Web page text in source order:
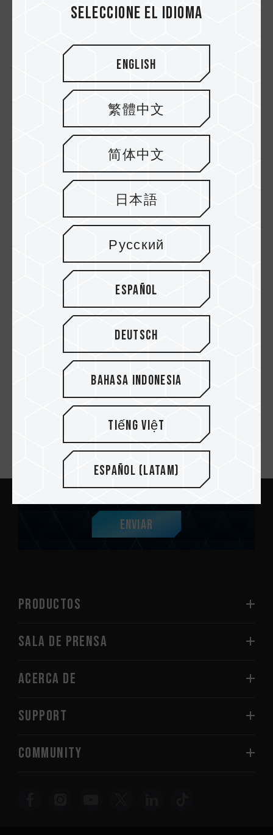
16.DEC.2024
El secreto del overclocking
multiplataforma
18.MAY.2022
¡Cómo entrar a la BIOS y abrir XMP3.0 en
tres sencillos pasos!
Suscríbete al boletín
Enviar
PRODUCTOS
Sala de prensa
Acerca de
SUPPORT
COMMUNITY
Seleccione el idioma
English
繁體中文
简体中文
日本語
Русский
Español
Deutsch
Bahasa Indonesia
Tiếng Việt
Español (Latam)